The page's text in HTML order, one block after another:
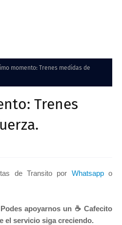
momento: Trenes medidas de
Trenes
de Transito por Whatsappo
apoyarnos un ☕ Cafecito
el servicio siga creciendo.